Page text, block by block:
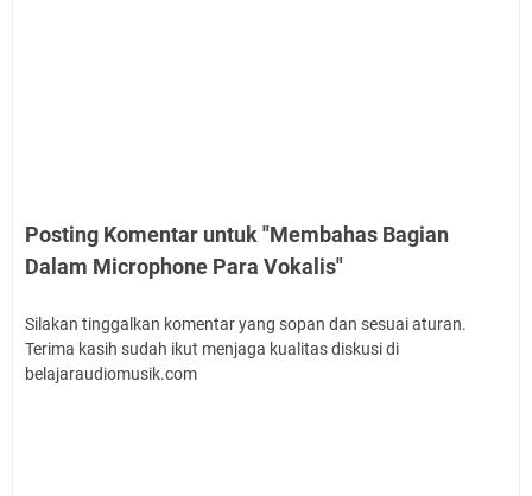
Posting Komentar untuk "Membahas Bagian
Dalam Microphone Para Vokalis"
Silakan tinggalkan komentar yang sopan dan sesuai aturan.
Terima kasih sudah ikut menjaga kualitas diskusi di
belajaraudiomusik.com